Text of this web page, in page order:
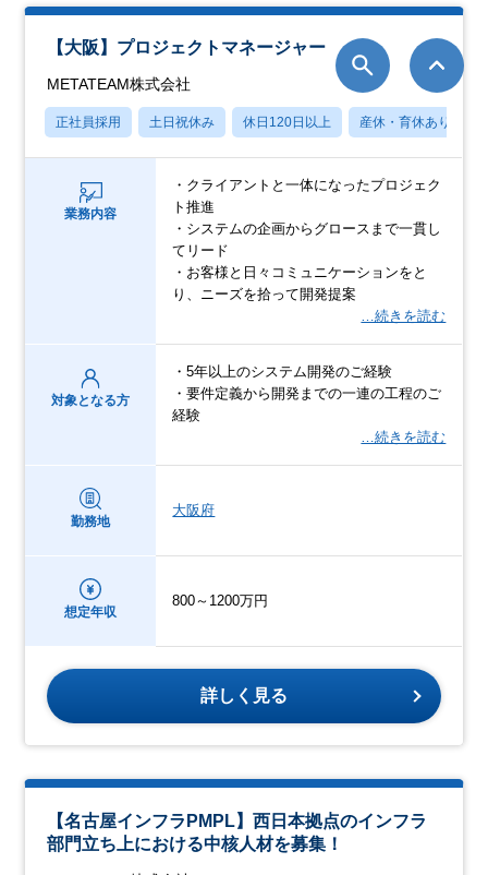
【大阪】プロジェクトマネージャー
METATEAM株式会社
正社員採用 土日祝休み 休日120日以上 産休・育休あり
業務内容
・クライアントと一体になったプロジェク
ト推進
・システムの企画からグロースまで一貫し
てリード
・お客様と日々コミュニケーションをと
り、ニーズを拾って開発提案
…続きを読む
対象となる方
・5年以上のシステム開発のご経験
・要件定義から開発までの一連の工程のご
経験
…続きを読む
勤務地
大阪府
想定年収
800～1200万円
詳しく見る
【名古屋インフラPMPL】西日本拠点のインフラ
部門立ち上における中核人材を募集！